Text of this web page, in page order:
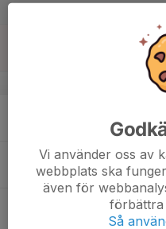
16:30
17:30
Träning
Skytteholmsskolan
Vi använder oss av
webbplats ska
även för
förbättra
Så